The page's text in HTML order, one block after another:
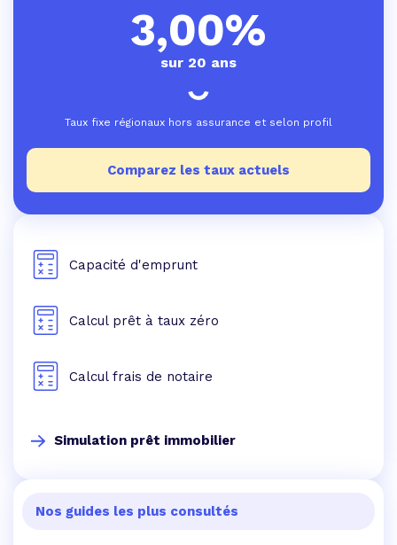
3,00%
sur 20 ans
Taux fixe régionaux hors assurance et selon profil
Comparez les taux actuels
Capacité d'emprunt
Calcul prêt à taux zéro
Calcul frais de notaire
Simulation prêt immobilier
Nos guides les plus consultés